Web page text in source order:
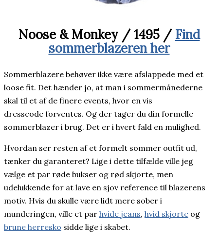
Noose & Monkey / 1495 / Find
sommerblazeren her
Sommerblazere behøver ikke være afslappede med et
loose fit. Det hænder jo, at man i sommermånederne
skal til et af de finere events, hvor en vis
dresscode forventes. Og der tager du din formelle
sommerblazer i brug. Det er i hvert fald en mulighed.
Hvordan ser resten af et formelt sommer outfit ud,
tænker du garanteret? Lige i dette tilfælde ville jeg
vælge et par røde bukser og rød skjorte, men
udelukkende for at lave en sjov reference til blazerens
motiv. Hvis du skulle være lidt mere sober i
munderingen, ville et par hvide jeans, hvid skjorte og
brune herresko sidde lige i skabet.